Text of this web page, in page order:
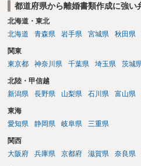
都道府県から離婚書類作成に強い
北海道・東北
北海道
青森県 岩手県 宮城県 秋田県
関東
東京都
神奈川県 千葉県 埼玉県 茨城
北陸・甲信越
新潟県
長野県 山梨県 石川県 富山県
東海
愛知県
静岡県 岐阜県 三重県
関西
大阪府
兵庫県 京都府 滋賀県 奈良県